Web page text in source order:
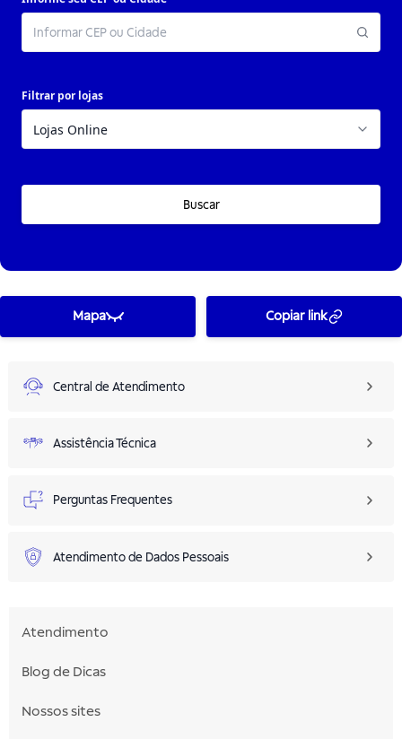
Filtrar por lojas
Buscar
Mapa Copiar link
Central de Atendimento
Assistência Técnica
Perguntas Frequentes
Atendimento de Dados Pessoais
Atendimento
Blog de Dicas
Nossos sites